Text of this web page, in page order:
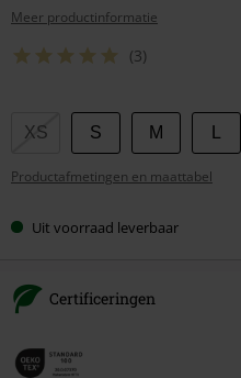
Meer productinformatie
(3)
Kies
maat
XS S M
Productafmetingen en maattabel
Uit voorraad leverbaar
Certificeringen